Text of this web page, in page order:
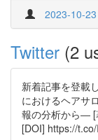
2023-10-
Twitter (2
新着記事を登載
におけるヘアサ
報の分析から― [
[DOI] https://